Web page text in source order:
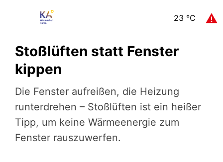
23 °C
Stoßlüften statt Fenster
kippen
Die Fenster aufreißen, die Heizung
runterdrehen – Stoßlüften ist ein heißer
Tipp, um keine Wärmeenergie zum
Fenster rauszuwerfen.